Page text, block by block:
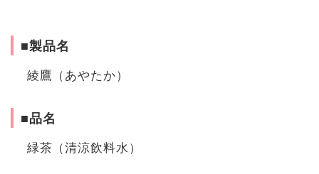
■製品名
綾鷹（あやたか）
■品名
緑茶（清涼飲料水）